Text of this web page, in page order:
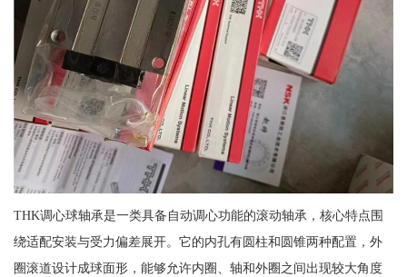
THK调心球轴承是一类具备自动调心功能的滚动轴承，核心特点围
绕适配安装与受力偏差展开。它的内孔有圆柱和圆锥两种配置，外
圈滚道设计成球面形，能够允许内圈、轴和外圈之间出现较大角度